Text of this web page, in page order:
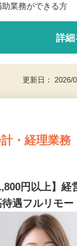
業務ができる方
詳細
更新日：
・経理業務
円以上】
遇フルリモー